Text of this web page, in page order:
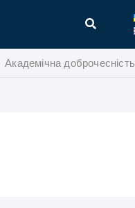
Академічна доброчесність